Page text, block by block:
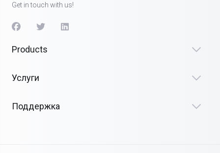
Get in touch with us!
Products
Услуги
Поддержка